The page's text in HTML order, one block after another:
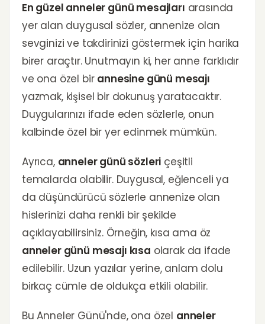
En güzel anneler günü mesajları arasında
yer alan duygusal sözler, annenize olan
sevginizi ve takdirinizi göstermek için harika
birer araçtır. Unutmayın ki, her anne farklıdır
ve ona özel bir annesine günü mesajı
yazmak, kişisel bir dokunuş yaratacaktır.
Duygularınızı ifade eden sözlerle, onun
kalbinde özel bir yer edinmek mümkün.
Ayrıca, anneler günü sözleri çeşitli
temalarda olabilir. Duygusal, eğlenceli ya
da düşündürücü sözlerle annenize olan
hislerinizi daha renkli bir şekilde
açıklayabilirsiniz. Örneğin, kısa ama öz
anneler günü mesajı kısa olarak da ifade
edilebilir. Uzun yazılar yerine, anlam dolu
birkaç cümle de oldukça etkili olabilir.
Bu Anneler Günü'nde, ona özel anneler